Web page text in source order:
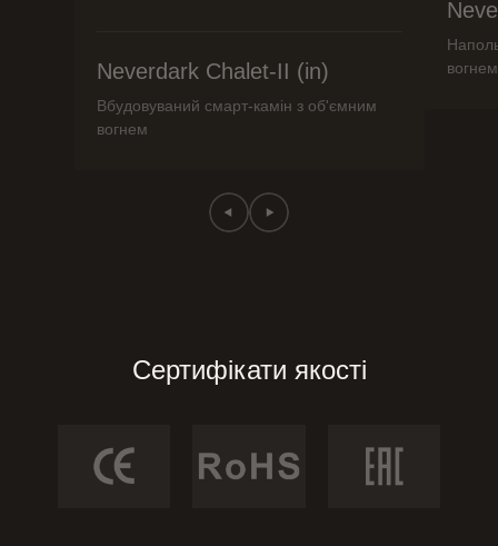
Neverdark Chalet-II (in)
Вбудовуваний смарт-камін з об'ємним
вогнем
вогнем
Сертифікати якості